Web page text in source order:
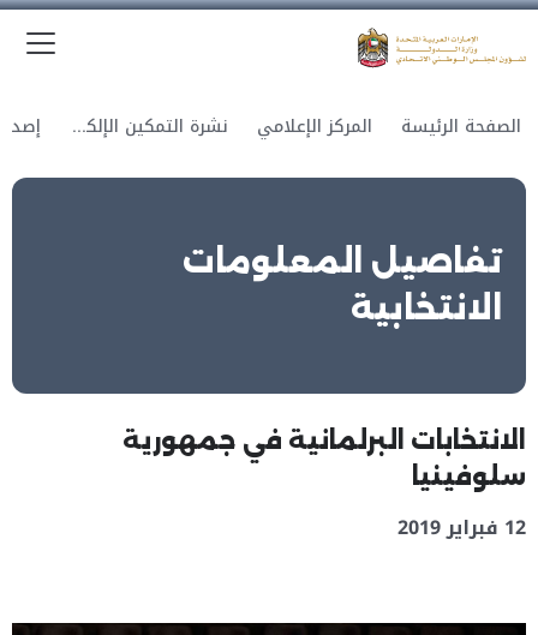
الصفحة الرئيسة المركز الإعلامي نشرة التمكين الإلكترونية
تفاصيل المعلومات
الانتخابية
الانتخابات البرلمانية في جمهورية
سلوفينيا
12 فبراير 2019